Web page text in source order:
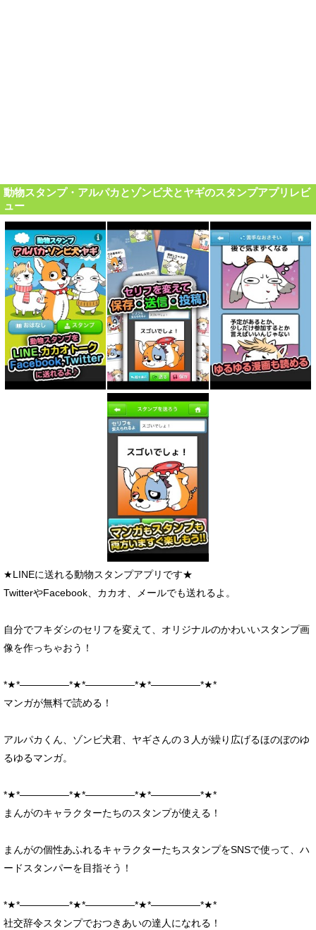
動物スタンプ・アルパカとゾンビ犬とヤギのスタンプアプリレビ
ュー
★LINEに送れる動物スタンプアプリです★
TwitterやFacebook、カカオ、メールでも送れるよ。
自分でフキダシのセリフを変えて、オリジナルのかわいいスタンプ画
像を作っちゃおう！
*★*―――――*★*―――――*★*―――――*★*
マンガが無料で読める！
アルパカくん、ゾンビ犬君、ヤギさんの３人が繰り広げるほのぼのゆ
るゆるマンガ。
*★*―――――*★*―――――*★*―――――*★*
まんがのキャラクターたちのスタンプが使える！
まんがの個性あふれるキャラクターたちスタンプをSNSで使って、ハ
ードスタンパーを目指そう！
*★*―――――*★*―――――*★*―――――*★*
社交辞令スタンプでおつきあいの達人になれる！